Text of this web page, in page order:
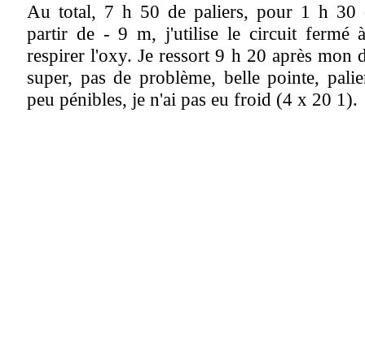
Au total, 7 h 50 de paliers, pour 1 h 30
partir de - 9 m, j'utilise le circuit fermé
respirer l'oxy. Je ressort 9 h 20 après mon
super, pas de problème, belle pointe,
peu pénibles, je n'ai pas eu froid (4 x 20 1).